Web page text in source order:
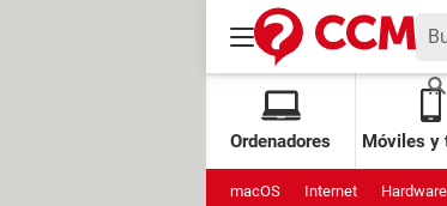
Ordenadores Móviles y
macOS Internet Hardware